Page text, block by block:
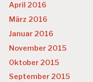
April 2016
März 2016
Januar 2016
November 2015
Oktober 2015
September 2015